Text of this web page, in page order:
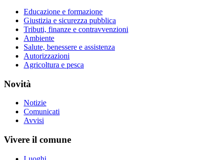
Educazione e formazione
Giustizia e sicurezza pubblica
Tributi, finanze e contravvenzioni
Ambiente
Salute, benessere e assistenza
Autorizzazioni
Agricoltura e pesca
Novità
Notizie
Comunicati
Avvisi
Vivere il comune